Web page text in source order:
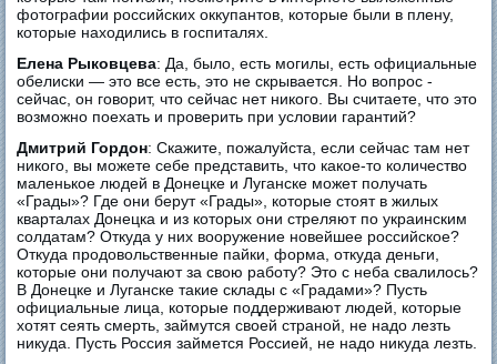
фотографии российских оккупантов, которые были в плену,
которые находились в госпиталях.
Елена Рыковцева: Да, было, есть могилы, есть официальные
обелиски — это все есть, это не скрывается. Но вопрос -
сейчас, он говорит, что сейчас нет никого. Вы считаете, что это
возможно поехать и проверить при условии гарантий?
Дмитрий Гордон: Скажите, пожалуйста, если сейчас там нет
никого, вы можете себе представить, что какое-то количество
маленькое людей в Донецке и Луганске может получать
«Грады»? Где они берут «Грады», которые стоят в жилых
кварталах Донецка и из которых они стреляют по украинским
солдатам? Откуда у них вооружение новейшее российское?
Откуда продовольственные пайки, форма, откуда деньги,
которые они получают за свою работу? Это с неба свалилось?
В Донецке и Луганске такие склады с «Градами»? Пусть
официальные лица, которые поддерживают людей, которые
хотят сеять смерть, займутся своей страной, не надо лезть
никуда. Пусть Россия займется Россией, не надо никуда лезть.